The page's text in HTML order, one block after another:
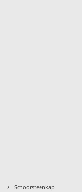
› Schoorsteenkap